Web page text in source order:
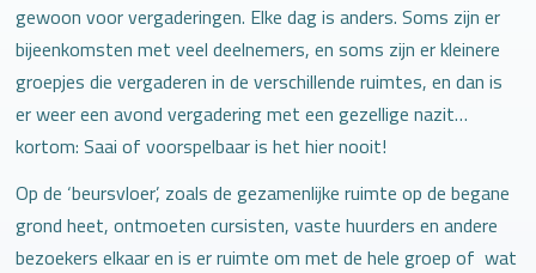
gewoon voor vergaderingen. Elke dag is anders. Soms zijn er
bijeenkomsten met veel deelnemers, en soms zijn er kleinere
groepjes die vergaderen in de verschillende ruimtes, en dan is
er weer een avond vergadering met een gezellige nazit…
kortom: Saai of voorspelbaar is het hier nooit!
Op de ‘beursvloer’, zoals de gezamenlijke ruimte op de begane
grond heet, ontmoeten cursisten, vaste huurders en andere
bezoekers elkaar en is er ruimte om met de hele groep of wat